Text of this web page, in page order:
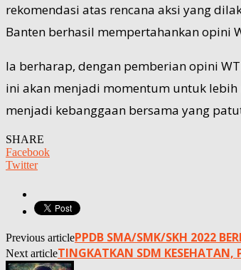
rekomendasi atas rencana aksi yang
Banten berhasil mempertahankan opini
Ia berharap, dengan pemberian opini
ini akan menjadi momentum untuk lebih
menjadi kebanggaan bersama yang
SHARE
Facebook
Twitter
Previous articlePPDB SMA/SMK/SKH 2022
Next articleTINGKATKAN SDM KESEHATAN,